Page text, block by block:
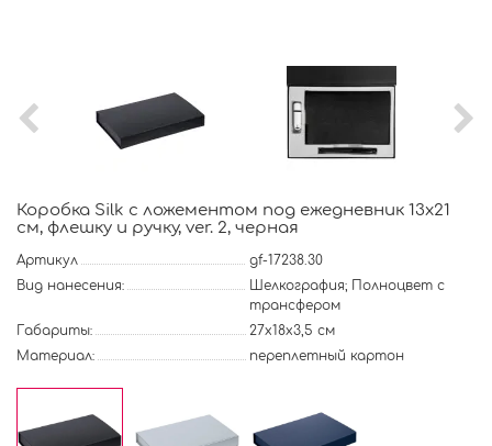
Коробка Silk с ложементом под ежедневник 13x21
см, флешку и ручку, ver. 2, черная
Артикул
gf-17238.30
Вид нанесения:
Шелкография; Полноцвет с
трансфером
Габариты:
27х18х3,5 см
Материал:
переплетный картон